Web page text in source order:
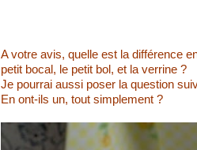
A votre avis, quelle est la différence
petit bocal, le petit bol, et la verrine ?
Je pourrai aussi poser la question
En ont-ils un, tout simplement ?